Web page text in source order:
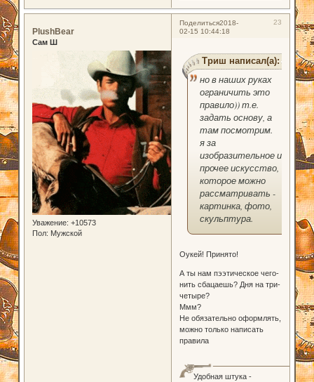
Поделиться 23
2018-
02-15 10:44:18
PlushBear
Сам Ш
Уважение: +10573
Пол: Мужской
Триш написал(а):
но в наших руках
ограничить это
правило)) т.е.
задать основу, а
там посмотрим.
я за
изобразительное и
прочее искусство,
которое можно
рассматривать -
картинка, фото,
скульптура.
Оукей! Принято!
А ты нам пээтическое чего-
нить сбацаешь? Дня на три-
четыре?
Ммм?
Не обязательно оформлять,
можно только написать
правила
Удобная штука -